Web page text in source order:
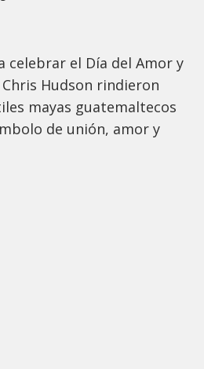
celebrar el Día del Amor y
Hudson rindieron
mayas guatemaltecos
de unión, amor y